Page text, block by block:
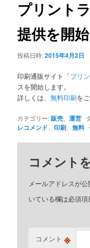
ー
ョ
ン
プリント
提供を開始
投稿日時:2015年4月2日
印刷通販サイト「プリ
スを開始します。
詳しくは、無料印刷を
カテゴリー:販売 、運営
レコメンド 、印刷 、無料
コメント
メールアドレスが公
いている欄は必須項
コメント ※